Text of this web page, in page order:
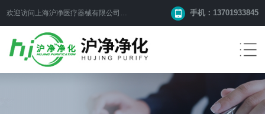
欢迎访问上海沪净医疗器械有限公司网站！ 手机：13701933845